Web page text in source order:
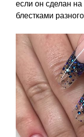
если он сделан
блестками